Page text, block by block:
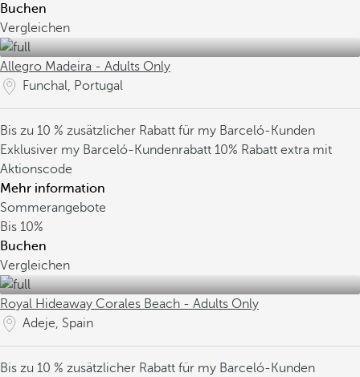
Buchen
Vergleichen
Allegro Madeira - Adults Only
Funchal, Portugal
Bis zu 10 % zusätzlicher Rabatt für my Barceló-Kunden
Exklusiver my Barceló-Kundenrabatt 10% Rabatt extra mit
Aktionscode
Mehr information
Sommerangebote
Bis 10%
Buchen
Vergleichen
Royal Hideaway Corales Beach - Adults Only
Adeje, Spain
Bis zu 10 % zusätzlicher Rabatt für my Barceló-Kunden